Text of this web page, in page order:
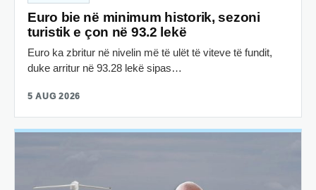
Euro bie në minimum historik, sezoni
turistik e çon në 93.2 lekë
Euro ka zbritur në nivelin më të ulët të viteve të fundit,
duke arritur në 93.28 lekë sipas…
5 AUG 2026